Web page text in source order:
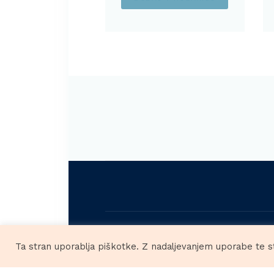
21,95€.
Ta stran uporablja piškotke. Z nadaljevanjem uporabe te